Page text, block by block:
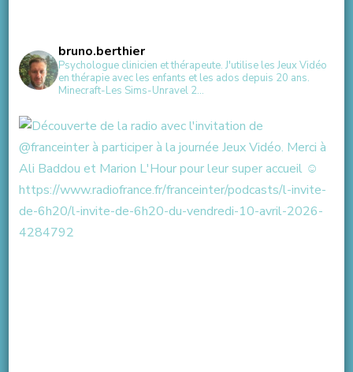
bruno.berthier
Psychologue clinicien et thérapeute.J'utilise les Jeux Vidéo
en thérapie avec les enfants et les ados depuis 20 ans.
Minecraft-Les Sims-Unravel 2...